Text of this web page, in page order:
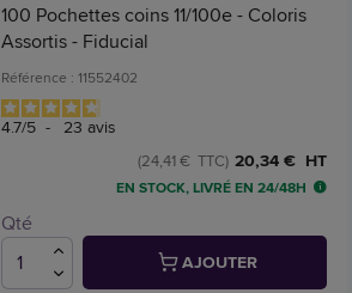
100 Pochettes coins 11/100e - Coloris
Assortis - Fiducial
Référence : 11552402
4.7/5 - 23 avis
20,34 € HT
(24,41 € TTC)
EN STOCK, LIVRÉ EN 24/48H
Qté
AJOUTER